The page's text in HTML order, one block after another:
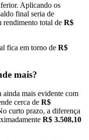
Aplicando os
final seria de
rendimento total de R$
fica em torno de R$
mais?
ainda mais evidente com
cerca de R$
curto prazo, a diferença
R$ 3.508,10